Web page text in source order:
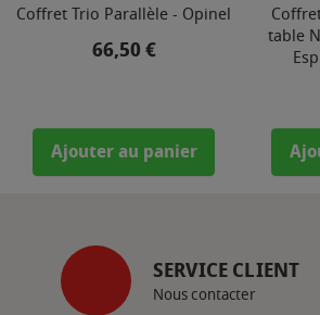
Coffret Trio Parallèle - Opinel
Prix
66,50 €
Ajouter au panier
table
SERVICE CLIENT
Nous contacter